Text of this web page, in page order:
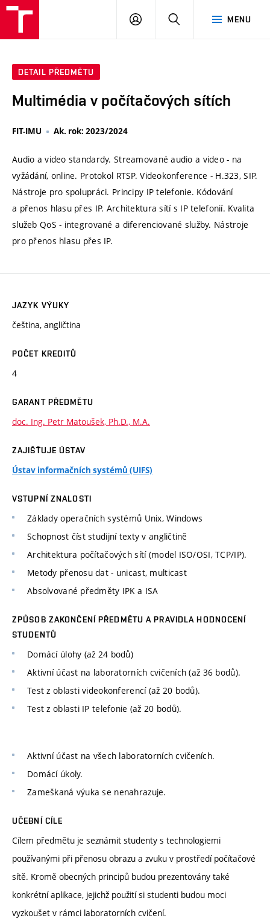
MENU
PŘIHLÁSIT
DETAIL PŘEDMĚTU
Multimédia v počítačových sítích
FIT-IMU Ak. rok: 2023/2024
Audio a video standardy. Streamované audio a video - na
vyžádání, online. Protokol RTSP. Videokonference - H.323, SIP.
Nástroje pro spolupráci. Principy IP telefonie. Kódování
a přenos hlasu přes IP. Architektura sítí s IP telefonií. Kvalita
služeb QoS - integrované a diferenciované služby. Nástroje
pro přenos hlasu přes IP.
JAZYK VÝUKY
čeština, angličtina
POČET KREDITŮ
4
GARANT PŘEDMĚTU
doc. Ing. Petr Matoušek, Ph.D., M.A.
ZAJIŠŤUJE ÚSTAV
Ústav informačních systémů (UIFS)
VSTUPNÍ ZNALOSTI
Základy operačních systémů Unix, Windows
Schopnost číst studijní texty v angličtině
Architektura počítačových sítí (model ISO/OSI, TCP/IP).
Metody přenosu dat - unicast, multicast
Absolvované předměty IPK a ISA
ZPŮSOB ZAKONČENÍ PŘEDMĚTU A PRAVIDLA HODNOCENÍ
STUDENTŮ
Domácí úlohy (až 24 bodů)
Aktivní účast na laboratorních cvičeních (až 36 bodů).
Test z oblasti videokonferencí (až 20 bodů).
Test z oblasti IP telefonie (až 20 bodů).
Aktivní účast na všech laboratorních cvičeních.
Domácí úkoly.
Zameškaná výuka se nenahrazuje.
UČEBNÍ CÍLE
Cílem předmětu je seznámit studenty s technologiemi
používanými při přenosu obrazu a zvuku v prostředí počítačové
sítě. Kromě obecných principů budou prezentovány také
konkrétní aplikace, jejichž použití si studenti budou moci
vyzkoušet v rámci laboratorních cvičení.